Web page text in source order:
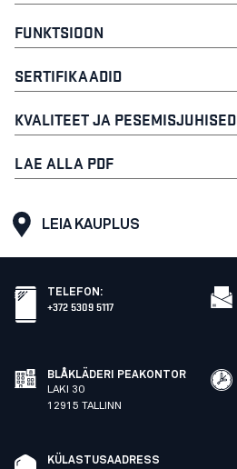
FUNKTSIOON
SERTIFIKAADID
KVALITEET JA PESEMISJUHISED
LAE ALLA PDF
LEIA KAUPLUS
TELEFON :
+372 5309 5117
BLÅKLÄDERI PEAKONTOR
LAKI 30
12915 TALLINN
KÜLASTUSAADRESS